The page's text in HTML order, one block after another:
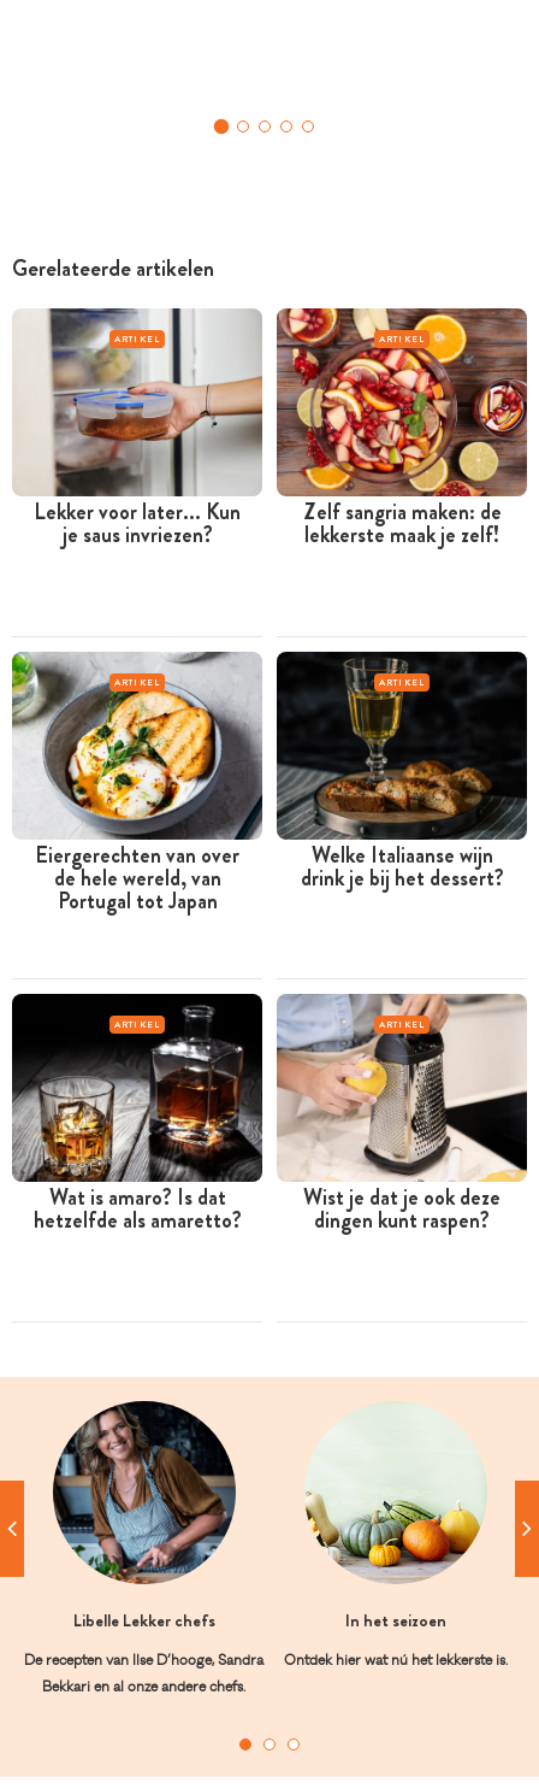
Gerelateerde artikelen
ARTIKEL
Lekker voor later... Kun
je saus invriezen?
ARTIKEL
Zelf sangria maken: de
lekkerste maak je zelf!
ARTIKEL
Eiergerechten van over
de hele wereld, van
Portugal tot Japan
ARTIKEL
Welke Italiaanse wijn
drink je bij het dessert?
ARTIKEL
Wat is amaro? Is dat
hetzelfde als amaretto?
ARTIKEL
Wist je dat je ook deze
dingen kunt raspen?
Libelle Lekker chefs
De recepten van Ilse D’hooge, Sandra
Bekkari en al onze andere chefs.
In het seizoen
Ontdek hier wat nú het lekkerste is.